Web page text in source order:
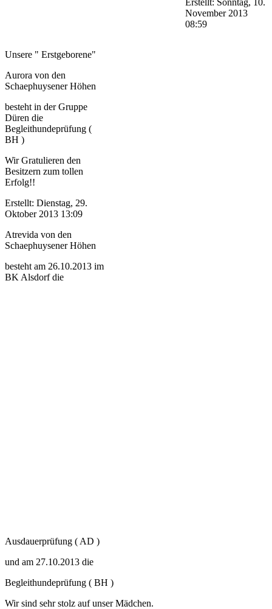
November 2013
08:59
Unsere " Erstgeborene"
Aurora von den
Schaephuysener Höhen
besteht in der Gruppe
Düren die
Begleithundeprüfung (
BH )
Wir Gratulieren den
Besitzern zum tollen
Erfolg!!
Erstellt: Dienstag, 29.
Oktober 2013 13:09
Atrevida von den
Schaephuysener Höhen
besteht am 26.10.2013 im
BK Alsdorf die
Ausdauerprüfung ( AD )
und am 27.10.2013 die
Begleithundeprüfung ( BH )
Wir sind sehr stolz auf unser Mädchen.